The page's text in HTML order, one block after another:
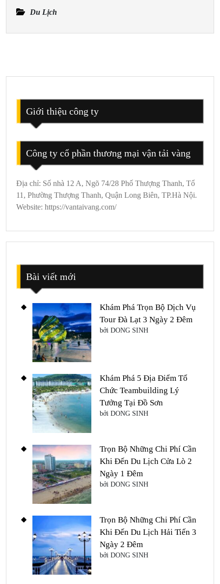
Trọn
Ngày
1
Đêm
Du Lịch
Giới thiệu công ty
Công ty cổ phần thương mại vận tải vàng
Địa chỉ: Số nhà 12 A, Ngõ 74/28 Phố Thượng Thanh, Tổ
11, Phường Thượng Thanh, Quận Long Biên, TP.Hà Nội.
Website: https://vantaivang.com/
Bài viết mới
Khám Phá Trọn Bộ Dịch Vụ
Tour Đà Lạt 3 Ngày 2 Đêm
bởi DONG SINH
Khám Phá 5 Địa Điểm Tổ
Chức Teambuilding Lý
Tưởng Tại Đồ Sơn
bởi DONG SINH
Trọn Bộ Những Chi Phí Cần
Khi Đến Du Lịch Cửa Lò 2
Ngày 1 Đêm
bởi DONG SINH
Trọn Bộ Những Chi Phí Cần
Khi Đến Du Lịch Hải Tiến 3
Ngày 2 Đêm
bởi DONG SINH